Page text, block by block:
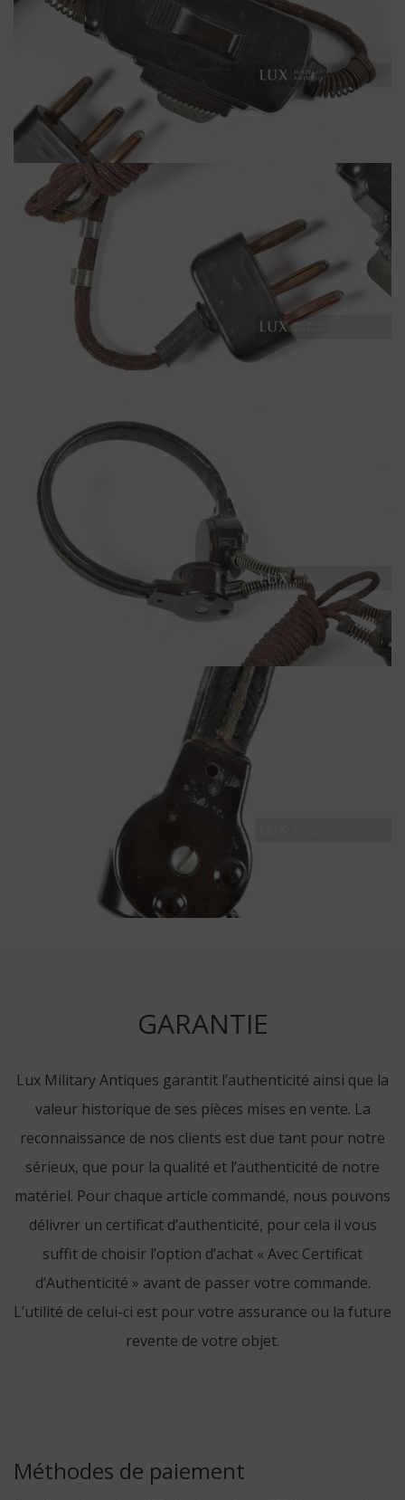
GARANTIE
Lux Military Antiques garantit l’authenticité ainsi que la
valeur historique de ses pièces mises en vente. La
reconnaissance de nos clients est due tant pour notre
sérieux, que pour la qualité et l’authenticité de notre
matériel. Pour chaque article commandé, nous pouvons
délivrer un certificat d’authenticité, pour cela il vous
suffit de choisir l’option d’achat « Avec Certificat
d’Authenticité » avant de passer votre commande.
L’utilité de celui-ci est pour votre assurance ou la future
revente de votre objet.
Méthodes de paiement